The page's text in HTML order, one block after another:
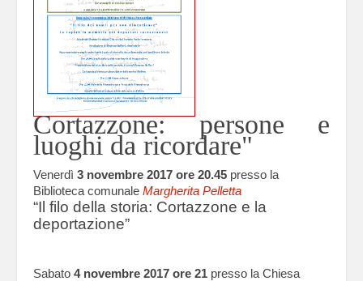
Cortazzone: persone e
luoghi da ricordare"
Venerdì 3 novembre 2017 ore 20.45 presso la
Biblioteca comunale Margherita Pelletta
“Il filo della storia: Cortazzone e la
deportazione”
Sabato 4 novembre 2017 ore 21 presso la Chiesa